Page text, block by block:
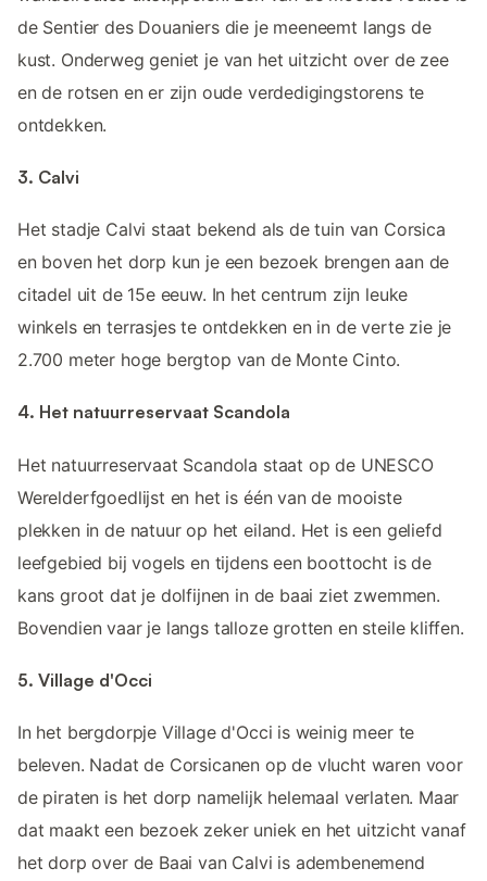
de Sentier des Douaniers die je meeneemt langs de
kust. Onderweg geniet je van het uitzicht over de zee
en de rotsen en er zijn oude verdedigingstorens te
ontdekken.
3. Calvi
Het stadje Calvi staat bekend als de tuin van Corsica
en boven het dorp kun je een bezoek brengen aan de
citadel uit de 15e eeuw. In het centrum zijn leuke
winkels en terrasjes te ontdekken en in de verte zie je
2.700 meter hoge bergtop van de Monte Cinto.
4. Het natuurreservaat Scandola
Het natuurreservaat Scandola staat op de UNESCO
Werelderfgoedlijst en het is één van de mooiste
plekken in de natuur op het eiland. Het is een geliefd
leefgebied bij vogels en tijdens een boottocht is de
kans groot dat je dolfijnen in de baai ziet zwemmen.
Bovendien vaar je langs talloze grotten en steile kliffen.
5. Village d'Occi
In het bergdorpje Village d'Occi is weinig meer te
beleven. Nadat de Corsicanen op de vlucht waren voor
de piraten is het dorp namelijk helemaal verlaten. Maar
dat maakt een bezoek zeker uniek en het uitzicht vanaf
het dorp over de Baai van Calvi is adembenemend